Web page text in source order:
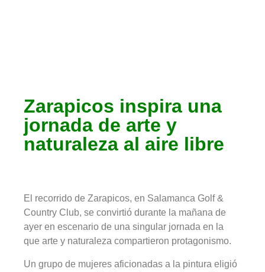
Zarapicos inspira una
jornada de arte y
naturaleza al aire libre
El recorrido de Zarapicos, en Salamanca Golf &
Country Club, se convirtió durante la mañana de
ayer en escenario de una singular jornada en la
que arte y naturaleza compartieron protagonismo.
Un grupo de mujeres aficionadas a la pintura eligió